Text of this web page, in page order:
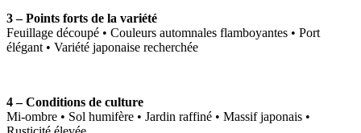
3 – Points forts de la variété
Feuillage découpé • Couleurs automnales flamboyantes • Port
élégant • Variété japonaise recherchée
4 – Conditions de culture
Mi-ombre • Sol humifère • Jardin raffiné • Massif japonais •